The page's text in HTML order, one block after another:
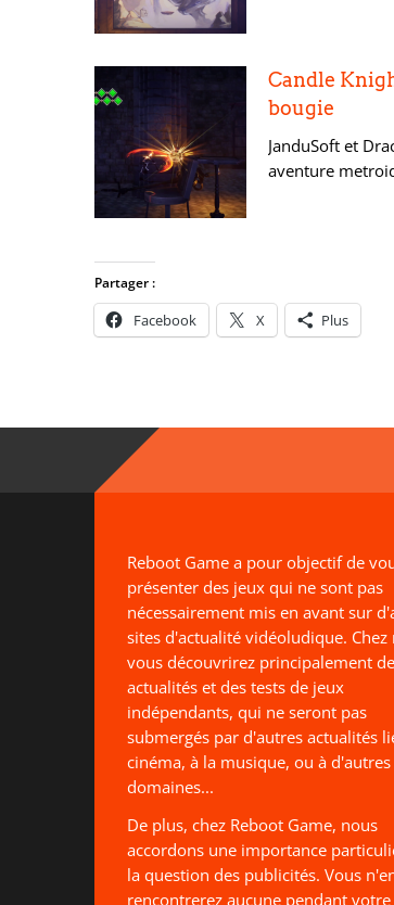
Candle
bougie
JanduSoft et
aventure
Partager :
Facebook X Plus
Reboot Game a pour objectif de
présenter des jeux qui ne sont pas
nécessairement mis en avant sur
sites d'actualité vidéoludique. Chez
vous découvrirez principalement
actualités et des tests de jeux
indépendants, qui ne seront pas
submergés par d'autres actualités
cinéma, à la musique, ou à d'autres
domaines...
De plus, chez Reboot Game, nous
accordons une importance
la question des publicités. Vous
rencontrerez aucune pendant votre